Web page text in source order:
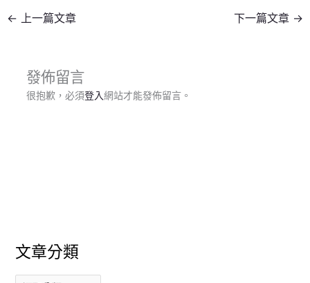
← 上一篇文章 下一篇文章 →
發佈留言
很抱歉，必須登入網站才能發佈留言。
文章分類